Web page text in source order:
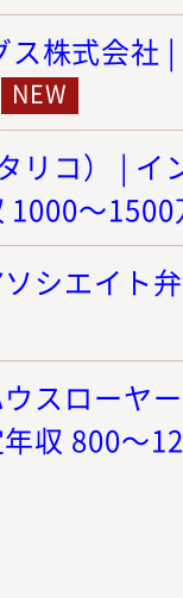
株式会社
リコ） | イ
1000～
シエイト
スローヤ
収 800～